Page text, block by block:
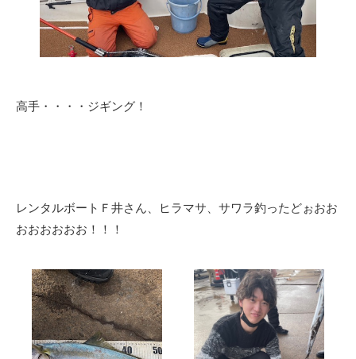
高手・・・・ジギング！
レンタルボートＦ井さん、ヒラマサ、サワラ釣ったどぉおお
おおおおおお！！！